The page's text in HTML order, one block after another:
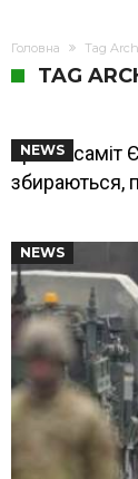
Головна Tag
TAG
NEWS
Третій
збираються,
NEWS